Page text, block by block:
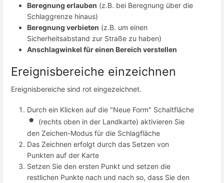
Beregnung erlauben (z.B. bei Beregnung über die
Schlaggrenze hinaus)
Beregnung verbieten (z.B. um einen
Sicherheitsabstand zur Straße zu haben)
Anschlagwinkel für einen Bereich verstellen
Ereignisbereiche einzeichnen
Ereignisbereiche sind rot eingezeichnet.
Durch ein Klicken auf die "Neue Form" Schaltfläche
(rechts oben in der Landkarte) aktivieren Sie
den Zeichen-Modus für die Schlagfläche
Das Zeichnen erfolgt durch das Setzen von
Punkten auf der Karte
Setzen Sie den ersten Punkt und setzen die
restlichen Punkte nach und nach so, dass Sie den